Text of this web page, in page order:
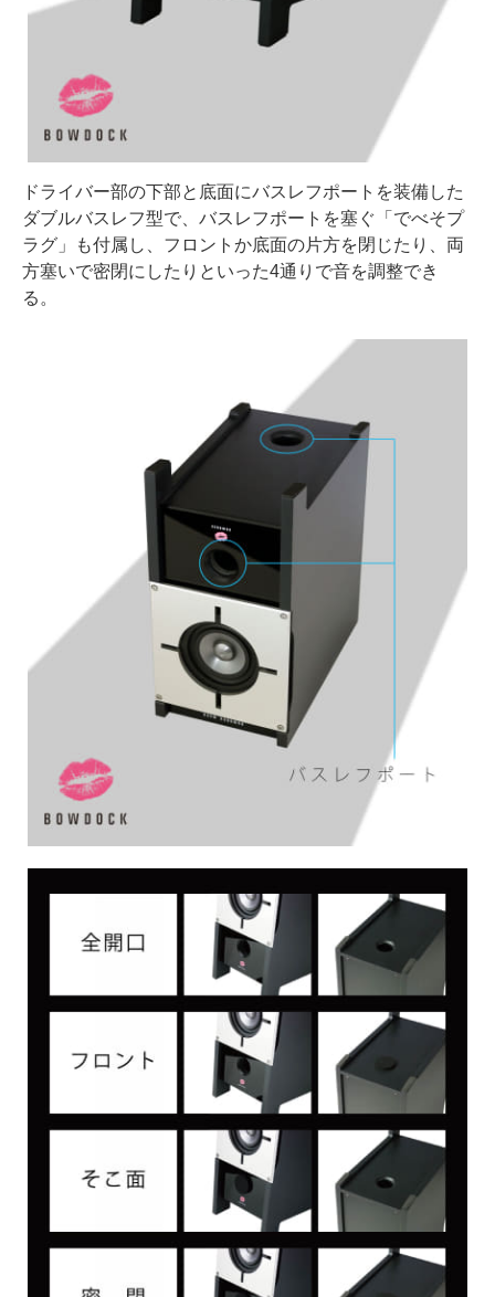
ドライバー部の下部と底面にバスレフポートを装備した
ダブルバスレフ型で、バスレフポートを塞ぐ「でべそプ
ラグ」も付属し、フロントか底面の片方を閉じたり、両
方塞いで密閉にしたりといった4通りで音を調整でき
る。